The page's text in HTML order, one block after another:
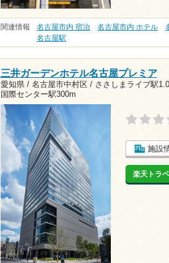
関連情報 名古屋市内 宿泊 名古屋市内 ホテル
名古屋駅
三井ガーデンホテル名古屋プレミア
愛知県 / 名古屋市中村区 / ささしまライブ駅
国際センター駅300m
施設
楽天トラ